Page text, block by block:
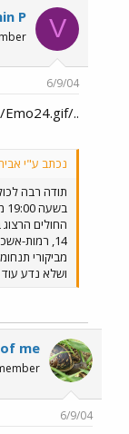
V
P
6/9/04
../images/Emo24.gif
נכתב ע"י
תודה רבה
14, רמות-
מביקורי
ושלא נדע
me
6/9/04